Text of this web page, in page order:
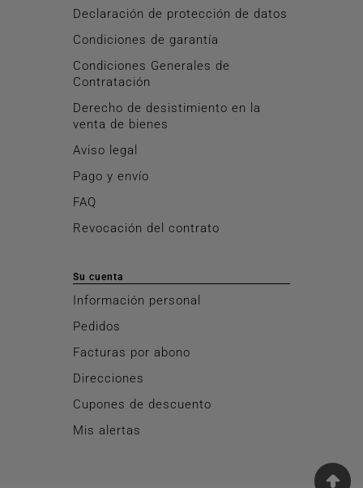
Declaración de protección de datos
Condiciones de garantía
Condiciones Generales de
Contratación
Derecho de desistimiento en la
venta de bienes
Aviso legal
Pago y envío
FAQ
Revocación del contrato
Su cuenta
Información personal
Pedidos
Facturas por abono
Direcciones
Cupones de descuento
Mis alertas